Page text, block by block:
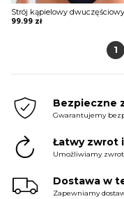
99.99 zł
1
Bezpieczne
Gwarantujemy
Łatwy zwrot
Umożliwiamy
Dostawa w
Zapewniamy